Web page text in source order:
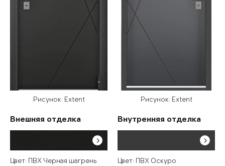
Рисунок: Extent
Внешняя отделка
Цвет: ПВХ Черная шагрень
Рисунок: Extent
Внутренняя отделка
Цвет: ПВХ Оскуро